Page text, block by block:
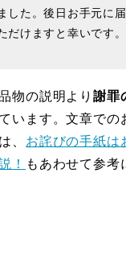
した。後日お手元に
だけますと幸いです。
物の説明より 謝罪
います。文章での
、 お詫びの手紙は
！
もあわせて参考